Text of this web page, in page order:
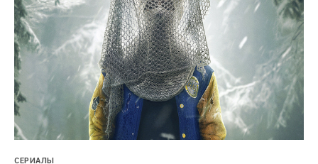
СЕРИАЛЫ